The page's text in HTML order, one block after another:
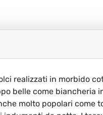
realizzati in morbido
belle come biancheria
molto popolari come